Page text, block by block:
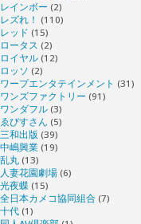
レインボー (2)
レズれ！ (110)
レッド (15)
ロータス (2)
ロイヤル (12)
ロッソ (2)
ワープエンタテインメント (31)
ワンズファクトリー (91)
ワンダフル (3)
ゑびすさん (5)
三和出版 (39)
中嶋興業 (19)
乱丸 (13)
人妻花園劇場 (6)
光夜蝶 (15)
全日本カメコ協同組合 (7)
十代 (1)